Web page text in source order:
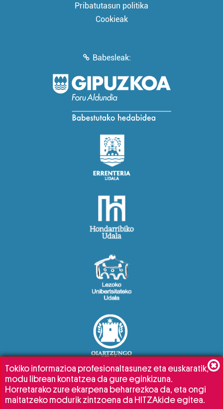
Pribatutasun politika
Cookieak
Babesleak:
Tokiko informazioa profesionaltasunez eta euskaratik,
modu librean kontatzea da gure eginkizuna.
Horretarako zure ekarpena beharrezkoa da, eta ongi
maitatzeko modurik zintzoena da HITZAkide egitea.